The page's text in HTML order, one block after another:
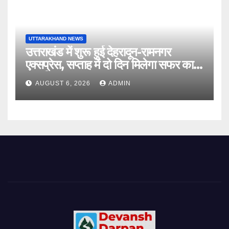
UTTARAKHAND NEWS
उत्तराखंड में शुरू हुई देहरादून-रामनगर
एक्सप्रेस, सप्ताह में दो दिन मिलेगा सफर का
नया विकल्प
AUGUST 6, 2026 ADMIN